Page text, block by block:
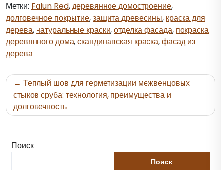
Метки: Falun Red,деревянное домостроение,
долговечное покрытие,защита древесины, краска для
дерева, натуральные краски,отделка фасада, покраска
деревянного дома,скандинавская краска,фасад из
дерева
Навигация
по
записям
Теплый шов для герметизации межвенцовых
стыков сруба: технология, преимущества и
долговечность
Поиск
Поиск